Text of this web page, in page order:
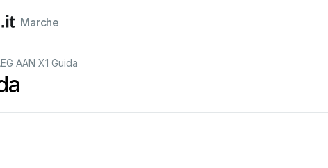
Marche
AAN X1 Guida